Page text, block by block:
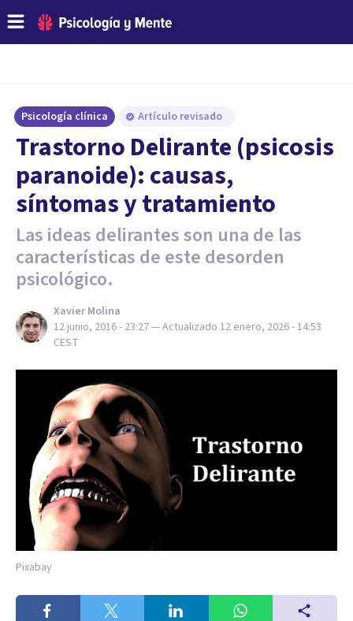
Psicología clínica Artículo revisado
Trastorno Delirante (psicosis
paranoide): causas,
síntomas y tratamiento
Las ideas delirantes son una de las
características de este desorden
psicológico.
Xavier Molina
12 junio, 2016 - 23:27— Actualizado 12 enero, 2026 - 14:53
CEST
Pixabay